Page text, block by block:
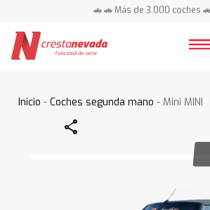
🚗 🚗 Más de 3.000 coches
Inicio -Coches segunda mano - Mini MINI
Share